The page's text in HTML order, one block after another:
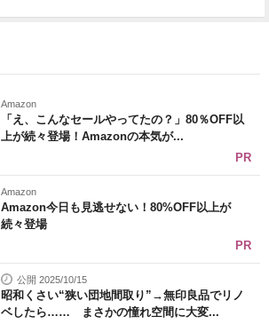
Amazon
「え、こんなセールやってたの？」80％OFF以
上が続々登場！Amazonの本気が...
PR
Amazon
Amazon今日も見逃せない！80%OFF以上が
続々登場
PR
公開 2025/10/15
昭和くさい“狭い団地間取り”→無印良品でリノ
ベしたら…… まさかの憧れ空間に大変...